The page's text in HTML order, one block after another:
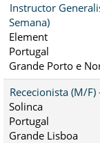
Instructor
Semana)
Element
Portugal
Grande Porto e
Rececionista (M/F)
Solinca
Portugal
Grande Lisboa